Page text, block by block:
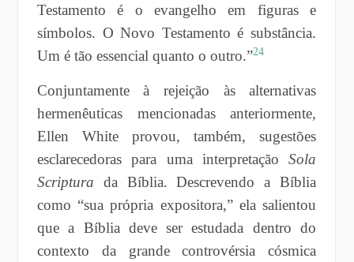
Testamento é o evangelho em figuras e
símbolos. O Novo Testamento é substância.
Um é tão essencial quanto o outro.”24
Conjuntamente à rejeição às alternativas
hermenêuticas mencionadas anteriormente,
Ellen White provou, também, sugestões
esclarecedoras para uma interpretaçãoSola
Scriptura da Bíblia. Descrevendo a Bíblia
como “sua própria expositora,” ela salientou
que a Bíblia deve ser estudada dentro do
contexto da grande controvérsia cósmica